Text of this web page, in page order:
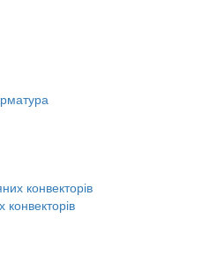
конвекторів